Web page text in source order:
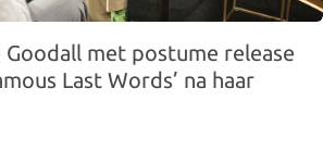
met postume release
Last Words’ na haar